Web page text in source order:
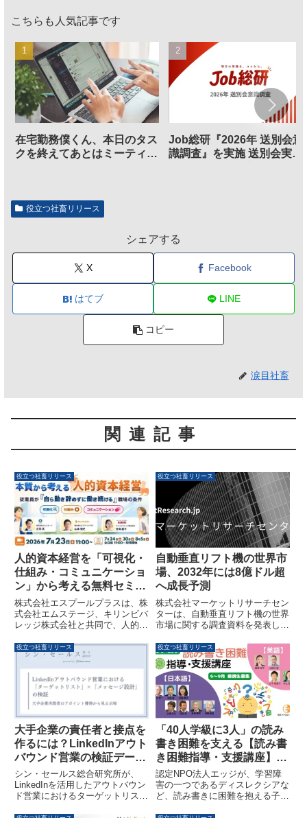
こちらも人気記事です
在宅勤務僕くん、本日のタス
クを終えてあとはミーティン
Job総研『2026年 送別会意
識調査』を実施 送別会実施
役立つ社畜リリース
シェアする
X Facebook
はてブ LINE
コピー
涙目社畜
関連記事
役立つ社畜リリース
人的資本経営を「可視化・
仕組み・コミュニケーショ
ン」から考える無料セミナ
ー、7月23日開催
株式会社エスプールプラスは、株
式会社エムステージ、キリンビバ
レッジ株式会社と共同で、人的資
ュニケーション」の視点から考え
る無料オンラインセミナーを
2026年7月23日に開催します。本
セミナーは、人事・経営層を対象
に、従業員の健康状態の可視化、
人材定着の仕組み、主体性を促す
コミュニケーションの実践事例を
紹介します。
役立つ社畜リリース
自動垂直リフト機の世界市
場、2032年には8億ドル超
へ成長予測
株式会社マーケットリサーチセン
ターは、自動垂直リフト機の世界
市場に関する調査資料を発表しま
場規模は2025年の5億1,800万米
ドルから2032年には8億1,100万
米ドルに成長し、年平均成長率
（CAGR）6.7%が見込まれてい
ます。
役立つ社畜リリース
大手企業の責任者と接点を
作るには？LinkedInアウト
バウンド営業の検証データ
が公開
シン・セールス総合研究所が、
LinkedInを活用したアウトバウン
ド営業におけるターゲットリスト
役立つ社畜リリース
「40人学級に3人」の読み
書き困難を支える【読み書
き困難指導・支援講座】
2026年・第2回受講生募集
を開始！
認定NPO法人エッジが、学習障
害の一つであるディスレクシアな
ど、読み書きに困難を抱える子ど